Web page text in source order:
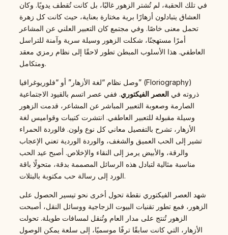
في تلك الحقبة، لم تُشتر الزهور غالبًا، بل كانت تُقطف يدويًا. وكان
العشاق يتبادلون أزهارًا برية مختارة بعناية، حيث كانت كل زهرة
تحمل معنى خاصًا. وفي مجتمع كان التعبير العلني عن المشاعر
أمرًا مستهجنًا، شكلت الزهور وسيلة سرية وآمنة للتراسل
العاطفي. هذا الأسلوب المبطن تطور لاحقًا إلى نظام رمزي معقد
ومتكامل.
وصل نظام “لغة الأزهار” أو “فلوريوغرافيا” (Floriography)
ذروته في العصر الفيكتوري. ففي عصر اتسم بالقيود الاجتماعية
الصارمة وصعوبة التعبير المباشر عن المشاعر، قدمت الزهور
وسيلة مقبولة للتعبير العاطفي. انتشرت كتيبات وقواميس لغة
الأزهار، تشرح بالتفصيل معاني كل نوع ولون. فالوردة الحمراء
تشير إلى الحب العميق والشغف، والوردة الوردية تعني الإعجاب
والرقة، والأبيض يرمز إلى النقاء والإخلاص. أصبح عيد الحب
مناسبة مثالية لتبادل هذه الرسائل المصممة بدقة، متحولًا باقة
الورد إلى رسالة حب مكتوبة بالبتلات.
شهد العصر الفيكتوري نقطة تحول أخرى نحو تيسير الحصول على
الزهور، فمع تطور تقنيات البيوت الزجاجية ووسائل النقل، أصبحت
الزهور تُنتج على مدار العام وتُنقل لمسافات طويلة. تحولت
الأزهار، التي كانت سابقًا ترفًا موسميًا، إلى سلعة يمكن الوصول